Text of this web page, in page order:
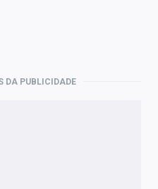
DA PUBLICIDADE